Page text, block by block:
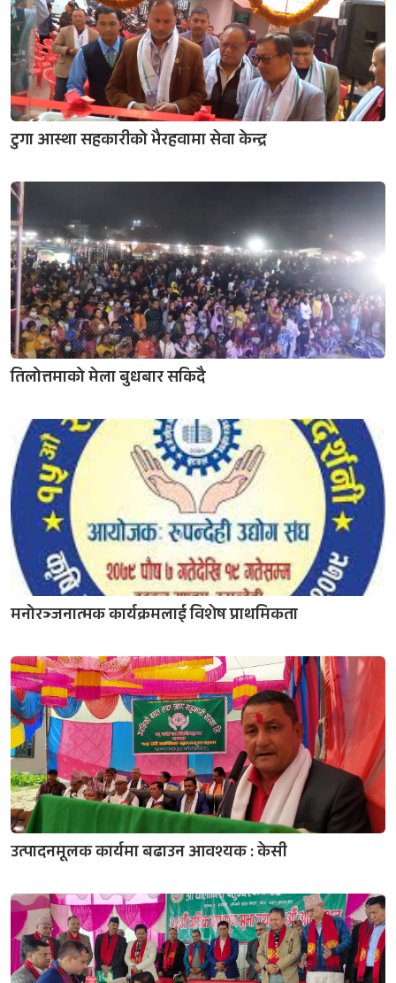
टुगा आस्था सहकारीको भैरहवामा सेवा केन्द्र
तिलोत्तमाको मेला बुधबार सकिदै
मनोरञ्जनात्मक कार्यक्रमलाई विशेष प्राथमिकता
उत्पादनमूलक कार्यमा बढाउन आवश्यक : केसी